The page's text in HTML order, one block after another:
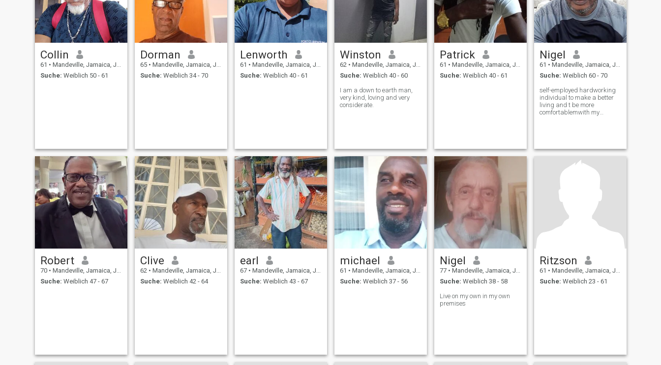
Collin
61 • Mandeville, Jamaica, Jamaika
Suche: Weiblich 50 - 61
Dorman
65 • Mandeville, Jamaica, Jamaika
Suche: Weiblich 34 - 70
Lenworth
61 • Mandeville, Jamaica, Jamaika
Suche: Weiblich 40 - 61
Winston
62 • Mandeville, Jamaica, Jamaika
Suche: Weiblich 40 - 60
I am a down to earth man,
very kind, loving and very
considerate.
Patrick
61 • Mandeville, Jamaica, Jamaika
Suche: Weiblich 40 - 61
Nigel
61 • Mandeville, Jamaica, Jamaika
Suche: Weiblich 60 - 70
self-employed hardworking
individual to make a better
living and t be more
comfortablemwith my
Robert
70 • Mandeville, Jamaica, Jamaika
Suche: Weiblich 47 - 67
Clive
62 • Mandeville, Jamaica, Jamaika
Suche: Weiblich 42 - 64
earl
67 • Mandeville, Jamaica, Jamaika
Suche: Weiblich 43 - 67
michael
61 • Mandeville, Jamaica, Jamaika
Suche: Weiblich 37 - 56
Nigel
77 • Mandeville, Jamaica, Jamaika
Suche: Weiblich 38 - 58
Live on my own in my own
premises
Ritzson
61 • Mandeville, Jamaica, Jamaika
Suche: Weiblich 23 - 61